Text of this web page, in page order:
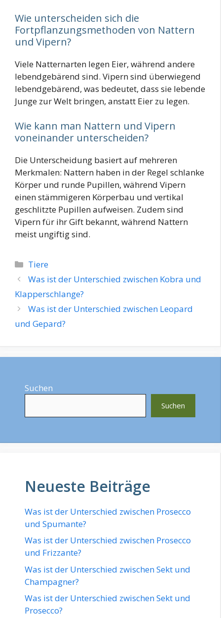
Wie unterscheiden sich die
Fortpflanzungsmethoden von Nattern
und Vipern?
Viele Natternarten legen Eier, während andere
lebendgebärend sind. Vipern sind überwiegend
lebendgebärend, was bedeutet, dass sie lebende
Junge zur Welt bringen, anstatt Eier zu legen.
Wie kann man Nattern und Vipern
voneinander unterscheiden?
Die Unterscheidung basiert auf mehreren
Merkmalen: Nattern haben in der Regel schlanke
Körper und runde Pupillen, während Vipern
einen stämmigeren Körperbau und vertikal
geschlitzte Pupillen aufweisen. Zudem sind
Vipern für ihr Gift bekannt, während Nattern
meist ungiftig sind.
Kategorien
Tiere
Was ist der Unterschied zwischen Kobra und
Klapperschlange?
Was ist der Unterschied zwischen Leopard
und Gepard?
Suchen
Suchen
Neueste Beiträge
Was ist der Unterschied zwischen Prosecco
und Spumante?
Was ist der Unterschied zwischen Prosecco
und Frizzante?
Was ist der Unterschied zwischen Sekt und
Champagner?
Was ist der Unterschied zwischen Sekt und
Prosecco?